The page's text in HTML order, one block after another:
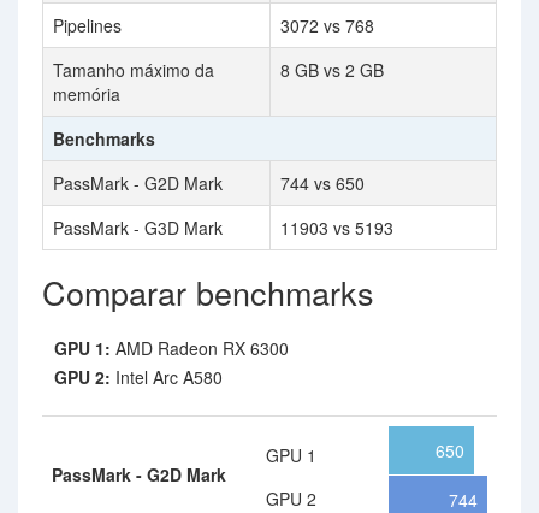
Pipelines
3072 vs 768
Tamanho máximo da
memória
8 GB vs 2 GB
Benchmarks
PassMark - G2D Mark
744 vs 650
PassMark - G3D Mark
11903 vs 5193
Comparar benchmarks
GPU 1: AMD Radeon RX 6300
GPU 2: Intel Arc A580
PassMark - G2D Mark
GPU 1
GPU 2
650
744